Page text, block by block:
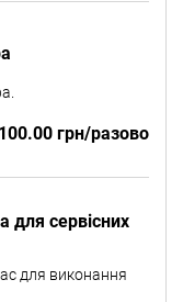
100.00 грн/разово
для сервісних
для виконання